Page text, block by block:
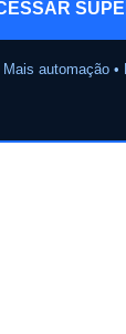
Mais automação •